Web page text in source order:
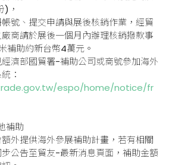
)，
號、提交申請與展後核銷作業，經貿
商請於展後一個月內辦理核銷撥款事
補助約新台幣4萬元。
濟部國貿署-補助公司或商號參加海外
：
espo/home/notice/fr
補助
外提供海外參展補助計畫，若有相關
公告至貿友-最新消息頁面，補助金額